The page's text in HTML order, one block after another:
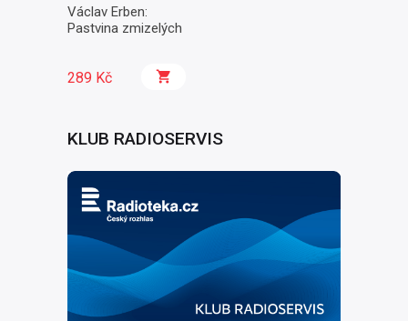
Václav Erben:
Pastvina zmizelých
289 Kč
KLUB RADIOSERVIS